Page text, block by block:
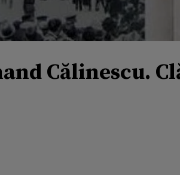
Călinescu.